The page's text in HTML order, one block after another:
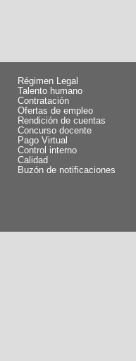
Régimen Legal
Talento humano
Contratación
Ofertas de empleo
Rendición de cuentas
Concurso docente
Pago Virtual
Control interno
Calidad
Buzón de notificaciones